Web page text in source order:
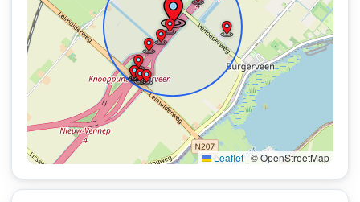
Leaflet|© OpenStreetMap